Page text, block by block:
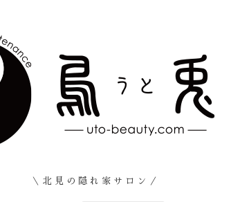
＼ 北 見 の 隠 れ 家 サ ロ ン ／